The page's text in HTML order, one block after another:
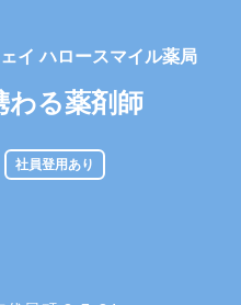
イ ハロースマイル薬局
わる薬剤師
社員登用あり